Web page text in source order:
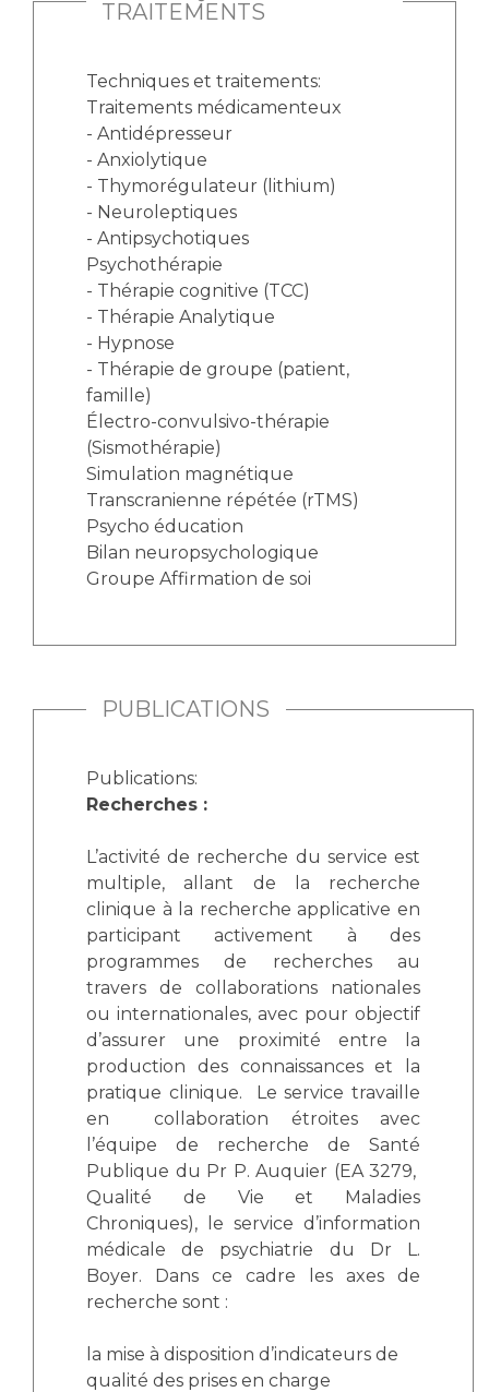
TRAITEMENTS
Techniques et traitements:
Traitements médicamenteux
- Antidépresseur
- Anxiolytique
- Thymorégulateur (lithium)
- Neuroleptiques
- Antipsychotiques
Psychothérapie
- Thérapie cognitive (TCC)
- Thérapie Analytique
- Hypnose
- Thérapie de groupe (patient,
famille)
Électro-convulsivo-thérapie
(Sismothérapie)
Simulation magnétique
Transcranienne répétée (rTMS)
Psycho éducation
Bilan neuropsychologique
Groupe Affirmation de soi
PUBLICATIONS
Publications:
Recherches :
L’activité de recherche du service est
multiple, allant de la recherche
clinique à la recherche applicative en
participant activement à des
programmes de recherches au
travers de collaborations nationales
ou internationales, avec pour objectif
d’assurer une proximité entre la
production des connaissances et la
pratique clinique. Le service travaille
en collaboration étroites avec
l’équipe de recherche de Santé
Publique du Pr P. Auquier (EA 3279,
Qualité de Vie et Maladies
Chroniques), le service d’information
médicale de psychiatrie du Dr L.
Boyer. Dans ce cadre les axes de
recherche sont :
la mise à disposition d’indicateurs de
qualité des prises en charge